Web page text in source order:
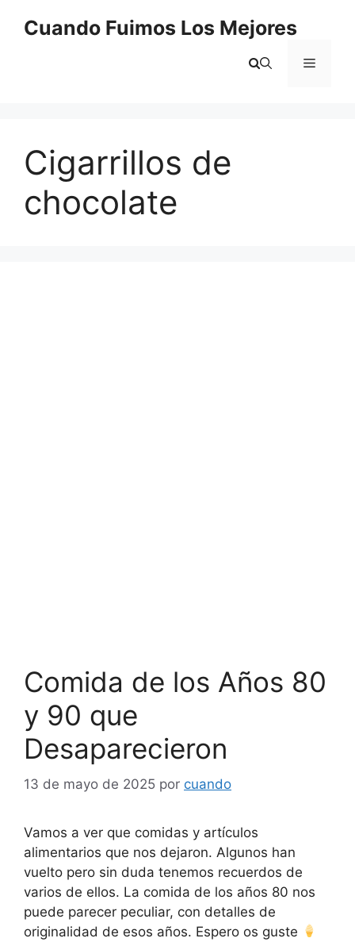
Cuando Fuimos Los Mejores
Menú
Cigarrillos de
chocolate
Comida de los Años 80
y 90 que
Desaparecieron
13 de mayo de 2025 por cuando
Vamos a ver que comidas y artículos
alimentarios que nos dejaron. Algunos han
vuelto pero sin duda tenemos recuerdos de
varios de ellos. La comida de los años 80 nos
puede parecer peculiar, con detalles de
originalidad de esos años. Espero os guste